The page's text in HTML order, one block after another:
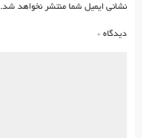
نشانی ایمیل شما منتشر نخواهد شد.
دیدگاه *